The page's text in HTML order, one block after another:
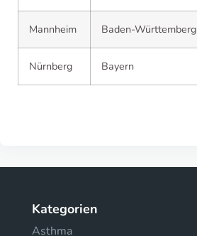
Mannheim Baden-Württemberg
Nürnberg Bayern
Kategorien
Asthma